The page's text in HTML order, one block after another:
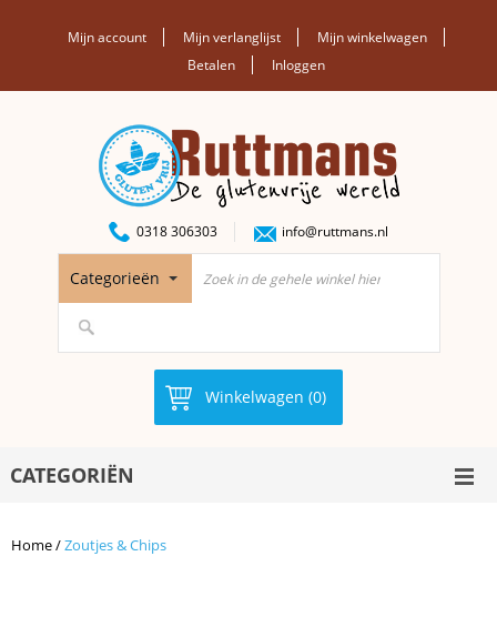
Mijn account Mijn verlanglijst
Mijn winkelwagen
Betalen
Inloggen
0318 306303 info@ruttmans.nl
Categorieën
Winkelwagen (0)
CATEGORIËN
Home/Zoutjes & Chips